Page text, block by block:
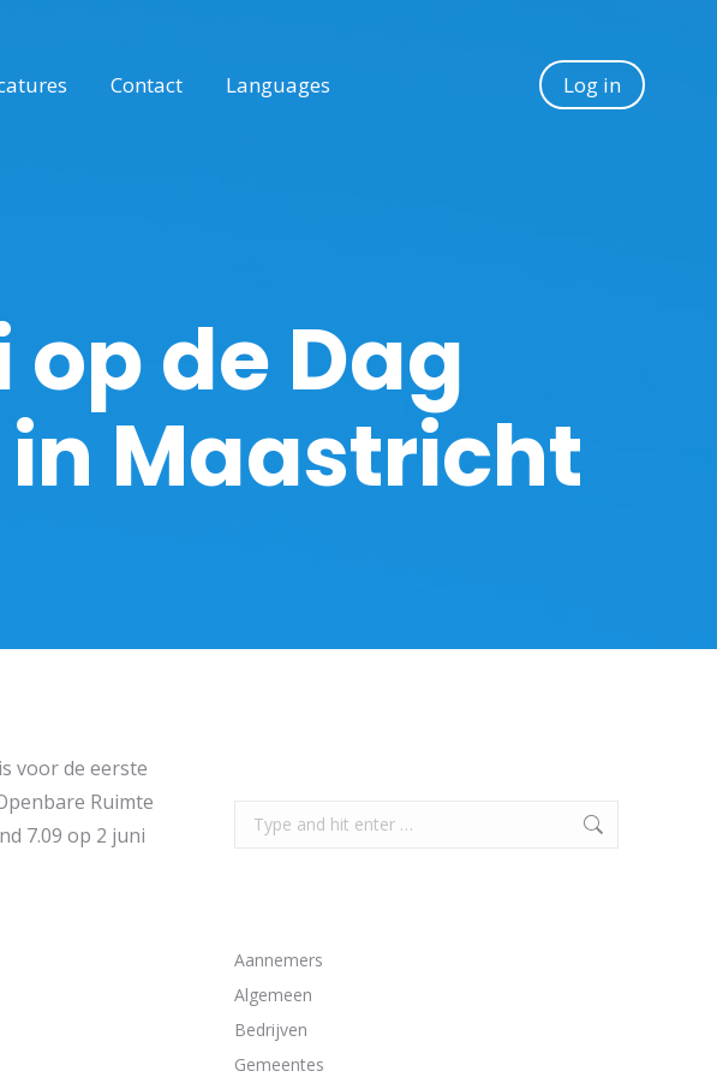
Contact Languages Log in
op de Dag
Maastricht
voor de eerste
Ruimte
7.09 op 2 juni
Search:
Aannemers
Algemeen
Bedrijven
Gemeentes